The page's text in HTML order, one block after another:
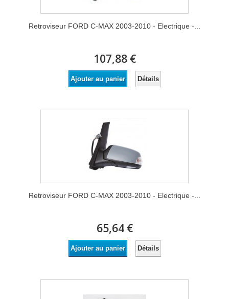
Retroviseur FORD C-MAX 2003-2010 - Electrique -...
107,88 €
Ajouter au panier Détails
Retroviseur FORD C-MAX 2003-2010 - Electrique -...
65,64 €
Ajouter au panier Détails